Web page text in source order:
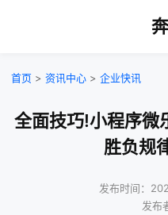
首页 > 资讯中心 > 企业快讯
全面技巧!小程序微
胜负规
发布时间：
发布